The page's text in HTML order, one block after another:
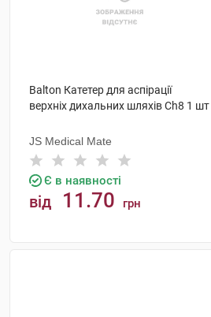
Balton Катетер для аспірації
верхніх дихальних шляхів Ch8 1 шт
JS Medical Mate
Є в наявності
від 11.70 грн